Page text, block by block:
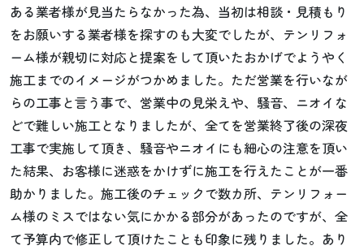
ある業者様が見当たらなかった為、当初は相談・見積もり
をお願いする業者様を探すのも大変でしたが、テンリフォ
ーム様が親切に対応と提案をして頂いたおかげでようやく
施工までのイメージがつかめました。ただ営業を行いなが
らの工事と言う事で、営業中の見栄えや、騒音、ニオイな
どで難しい施工となりましたが、全てを営業終了後の深夜
工事で実施して頂き、騒音やニオイにも細心の注意を頂い
た結果、お客様に迷惑をかけずに施工を行えたことが一番
助かりました。施工後のチェックで数カ所、テンリフォー
ム様のミスではない気にかかる部分があったのですが、全
て予算内で修正して頂けたことも印象に残りました。あり